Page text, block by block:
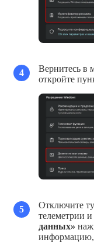
4 Вернитесь в
откройте
5
Отключите
телеметрии
данных»
информацию,